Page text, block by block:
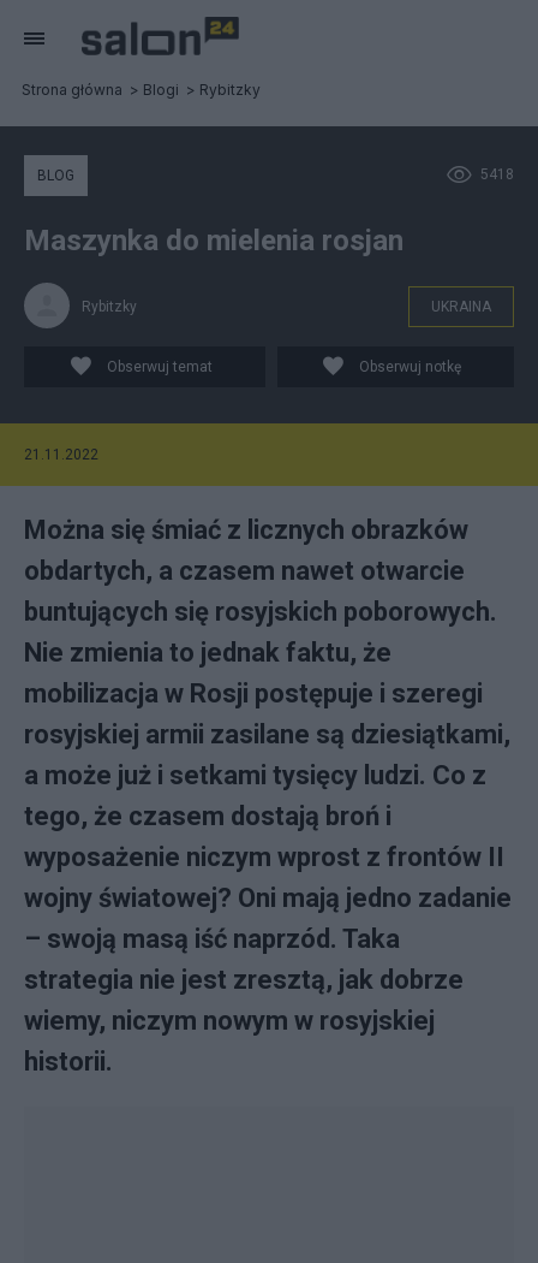
Strona główna Blogi Rybitzky
5418
BLOG
Maszynka do mielenia rosjan
Rybitzky UKRAINA
Obserwuj temat Obserwuj notkę
21.11.2022
Można się śmiać z licznych obrazków
obdartych, a czasem nawet otwarcie
buntujących się rosyjskich poborowych.
Nie zmienia to jednak faktu, że
mobilizacja w Rosji postępuje i szeregi
rosyjskiej armii zasilane są dziesiątkami,
a może już i setkami tysięcy ludzi. Co z
tego, że czasem dostają broń i
wyposażenie niczym wprost z frontów II
wojny światowej? Oni mają jedno zadanie
– swoją masą iść naprzód. Taka
strategia nie jest zresztą, jak dobrze
wiemy, niczym nowym w rosyjskiej
historii.